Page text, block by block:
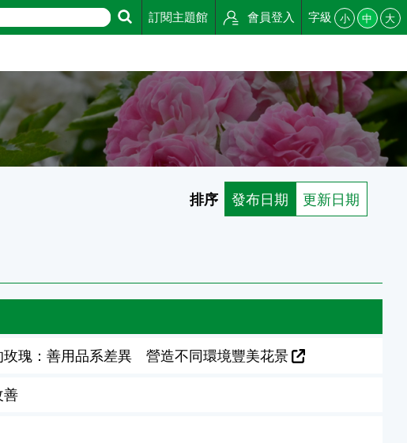
訂閱主題館 會員登入 字級 小 中 大
排序 發布日期 更新日期
瑰：善用品系差異 營造不同環境豐美花景
善